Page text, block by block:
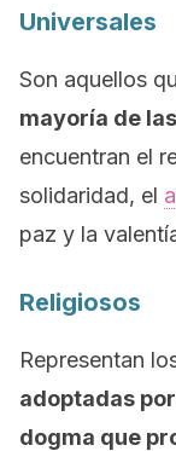
Universales
Son aquellos
mayoría de
encuentran el
solidaridad, el
paz y la
Religiosos
Representan
adoptadas
dogma que